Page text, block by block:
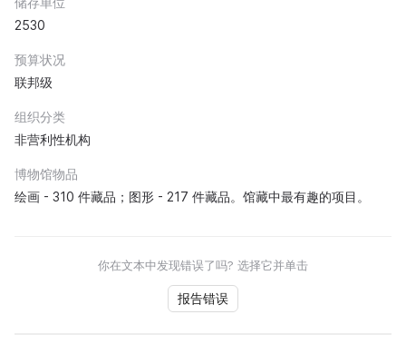
2530
预算状况
联邦级
组织分类
非营利性机构
博物馆物品
绘画 - 310 件藏品；图形 - 217 件藏品。馆藏中最有趣的项目。
你在文本中发现错误了吗? 选择它并单击
报告错误